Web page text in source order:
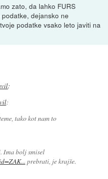
zato, da lahko FURS
dejansko ne
podatke vsako leto javiti na
:
:
tako kot nam to
Ima bolj smisel
prebrati, je krajše.